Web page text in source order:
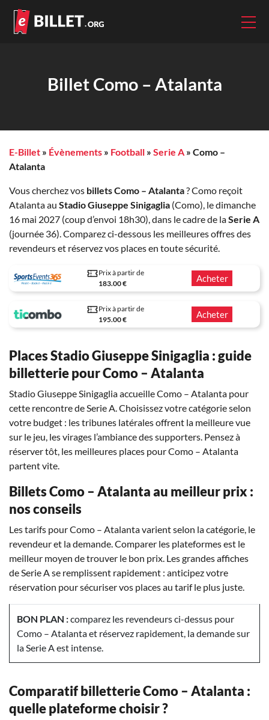
Billet Como – Atalanta
E-Billet » Évènements » Football » Serie A » Como –
Atalanta
Vous cherchez vos billets Como – Atalanta? Como reçoit
Atalanta au Stadio Giuseppe Sinigaglia (Como), le dimanche
16 mai 2027 (coup d’envoi 18h30), dans le cadre de laSerie A
(journée 36). Comparez ci-dessous les meilleures offres des
revendeurs et réservez vos places en toute sécurité.
Prix à partir de
183.00 €
Acheter
Prix à partir de
195.00 €
Acheter
Places Stadio Giuseppe Sinigaglia : guide
billetterie pour Como – Atalanta
Stadio Giuseppe Sinigaglia accueille Como – Atalanta pour
cette rencontre de Serie A. Choisissez votre catégorie selon
votre budget : les tribunes latérales offrent la meilleure vue
sur le jeu, les virages l’ambiance des supporters. Pensez à
réserver tôt, les meilleures places pour Como – Atalanta
partent vite.
Billets Como – Atalanta au meilleur prix :
nos conseils
Les tarifs pour Como – Atalanta varient selon la catégorie, le
revendeur et la demande. Comparer les plateformes est le
meilleur moyen de trouver le bon prix. Les grandes affiches
de Serie A se remplissent rapidement : anticipez votre
réservation pour sécuriser vos places au tarif le plus juste.
BON PLAN :comparez les revendeurs ci-dessus pour
Como – Atalanta et réservez rapidement, la demande sur
la Serie A est intense.
Comparatif billetterie Como – Atalanta :
quelle plateforme choisir ?